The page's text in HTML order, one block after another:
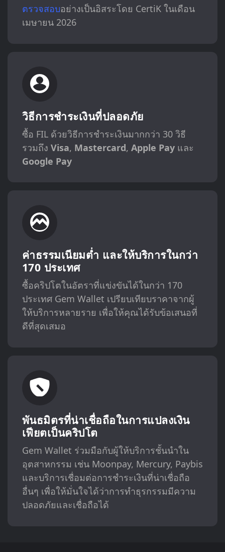
ตรวจสอบอย่างเป็นอิสระโดย CertiK ในเดือน
เมษายน 2026
วิธีการชำระเงินที่ปลอดภัย
ซื้อ FIL ด้วยวิธีการชำระเงินมากกว่า 30 วิธี
รวมถึง Visa, Mastercard, Apple Payและ
Google Pay
ค่าธรรมเนียมต่ำ และให้บริการในกว่า
170 ประเทศ
ซื้อคริปโตในอัตราที่แข่งขันได้ในกว่า 170
ประเทศ Gem Wallet เปรียบเทียบราคาจากผู้
ให้บริการหลายราย เพื่อให้คุณได้รับข้อเสนอที่
ดีที่สุดเสมอ
พันธมิตรที่น่าเชื่อถือในการแปลงเงิน
เฟียตเป็นคริปโต
Gem Wallet ร่วมมือกับผู้ให้บริการชั้นนำใน
อุตสาหกรรม เช่น Moonpay, Mercury, Paybis
และบริการเชื่อมต่อการชำระเงินที่น่าเชื่อถือ
อื่นๆ เพื่อให้มั่นใจได้ว่าการทำธุรกรรมมีความ
ปลอดภัยและเชื่อถือได้